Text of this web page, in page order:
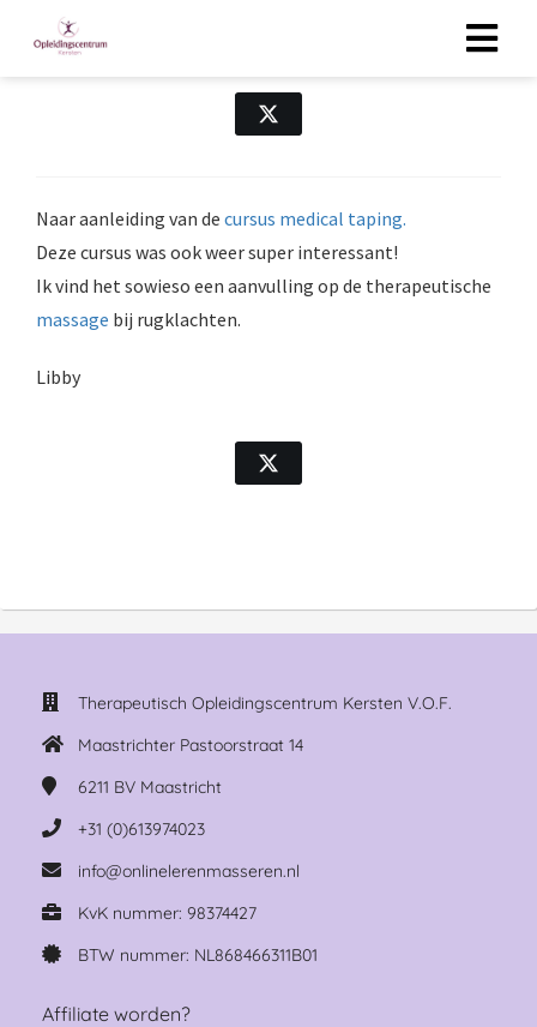
Naar aanleiding van de cursus medical taping.
Deze cursus was ook weer super interessant!
Ik vind het sowieso een aanvulling op de therapeutische
massage bij rugklachten.
Libby
Therapeutisch Opleidingscentrum Kersten V.O.F.
Maastrichter Pastoorstraat 14
6211 BV Maastricht
+31 (0)613974023
info@onlinelerenmasseren.nl
KvK nummer: 98374427
BTW nummer: NL868466311B01
Affiliate worden?